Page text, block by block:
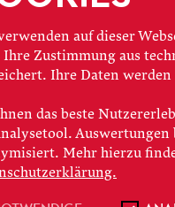
IN
in zwei
Teatro
auf dieser
Ihre Zustimmung aus
Ihre Daten
das beste
Mehr hierzu